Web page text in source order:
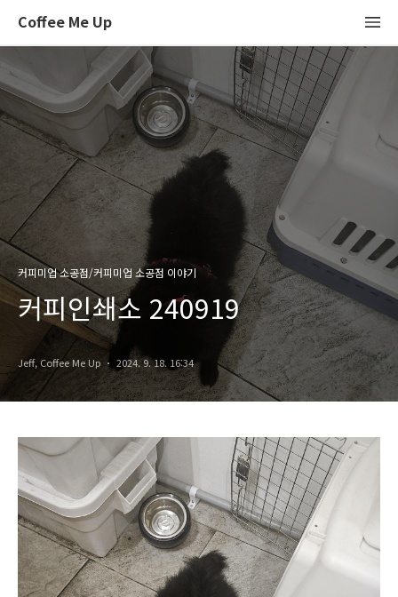
Coffee Me Up
커피미업 소공점/커피미업 소공점 이야기
커피인쇄소 240919
Jeff, Coffee Me Up 2024. 9. 18. 16:34